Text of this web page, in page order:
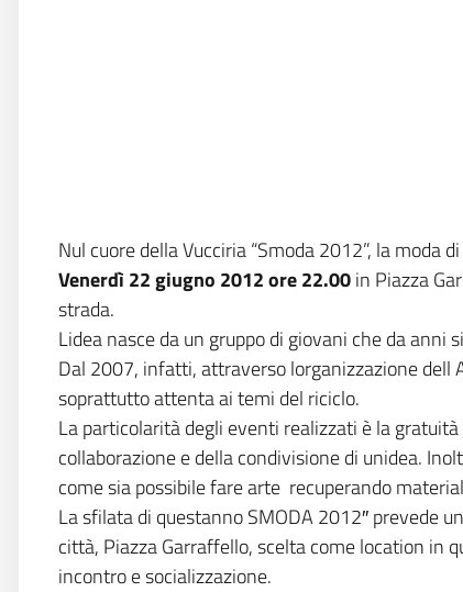
Nul cuore della Vucciria “Smoda 2012”, la moda
Venerdì 22 giugno 2012 ore 22.00in Piazza
strada.
Lidea nasce da un gruppo di giovani che da
Dal 2007, infatti, attraverso lorganizzazione
soprattutto attenta ai temi del riciclo.
La particolarità degli eventi realizzati è la
collaborazione e della condivisione di unidea.
come sia possibile fare arte  recuperando
La sfilata di questanno SMODA 2012″
città, Piazza Garraffello, scelta come location in
incontro e socializzazione.